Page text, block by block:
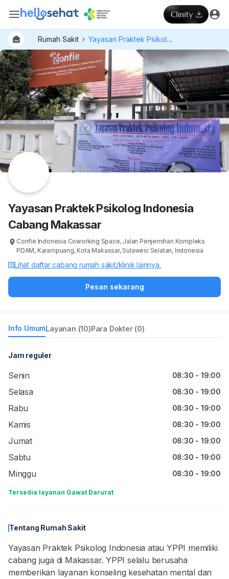
Rumah Sakit Yayasan Praktek Psikolog Indonesia Cabang Makassar
Yayasan Praktek Psikolog Indonesia
Cabang Makassar
Confie Indonesia Coworking Space, Jalan Penjernihan Kompleks
PDAM, Karampuang, Kota Makassar, Sulawesi Selatan, Indonesia
Lihat daftar cabang rumah sakit/klinik lainnya.
Pesan sekarang
Info UmumLayanan (10)Para Dokter (0)
Jam reguler
Senin 08:30 - 19:00
Selasa 08:30 - 19:00
Rabu 08:30 - 19:00
Kamis 08:30 - 19:00
Jumat 08:30 - 19:00
Sabtu 08:30 - 19:00
Minggu 08:30 - 19:00
Tersedia layanan Gawat Darurat
Tentang Rumah Sakit
Yayasan Praktek Psikolog Indonesia atau YPPI memiliki
cabang juga di Makassar. YPPI selalu berusaha
memberikan layanan konseling kesehatan mental dan
Hospital